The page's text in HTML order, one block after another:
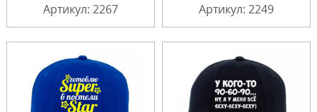
Артикул: 2267 Артикул: 2249